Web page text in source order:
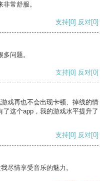
常舒服。
支持[0] 反对[0]
问题。
支持[0] 反对[0]
戏再也不会出现卡顿、掉线的情
这个app，我的游戏水平提升了
支持[0] 反对[0]
尽情享受音乐的魅力。